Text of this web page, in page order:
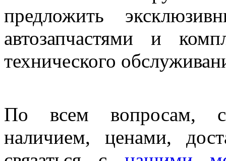
предложить
автозапчастями и
технического
По всем вопросам,
наличием, ценами,